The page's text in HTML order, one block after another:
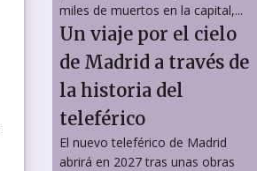
miles de muertos en la capital,...
Un viaje por el cielo
de Madrid a través de
la historia del
teleférico
El nuevo teleférico de Madrid
abrirá en 2027 tras unas obras